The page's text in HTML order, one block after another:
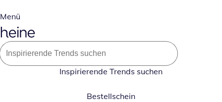
Menü
Inspirierende Trends suchen
Bestellschein